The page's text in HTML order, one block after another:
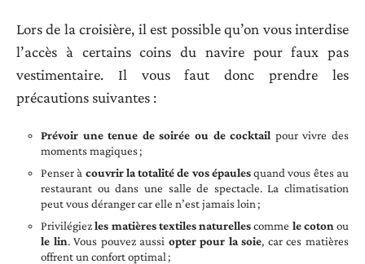
Lors de la croisière, il est possible qu’on vous interdise
l’accès à certains coins du navire pour faux pas
vestimentaire. Il vous faut donc prendre les
précautions suivantes :
Prévoir une tenue de soirée ou de cocktail pour vivre des
moments magiques ;
Penser à couvrir la totalité de vos épaulesquand vous êtes au
restaurant ou dans une salle de spectacle. La climatisation
peut vous déranger car elle n’est jamais loin ;
Privilégiezles matières textiles naturellescomme le coton ou
le lin. Vous pouvez aussi opter pour la soie, car ces matières
offrent un confort optimal ;